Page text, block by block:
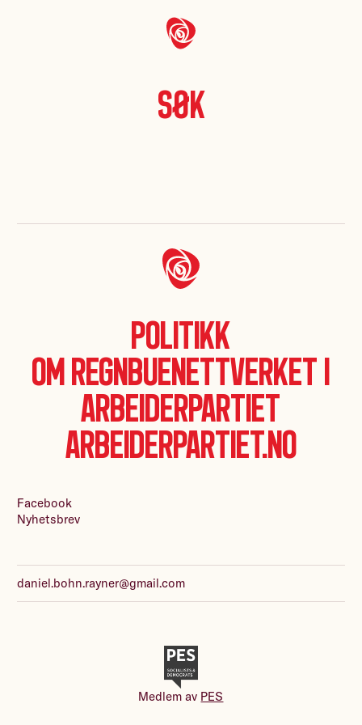
Søk
Politikk
Om Regnbuenettverket i
Arbeiderpartiet
Arbeiderpartiet.no
daniel.bohn.rayner@gmail.com
Facebook
Nyhetsbrev
Medlem av PES